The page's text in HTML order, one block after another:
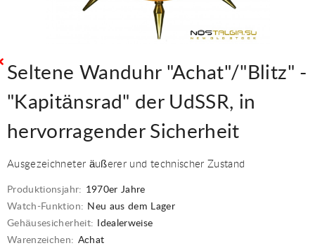
Seltene Wanduhr "Achat"/"Blitz" -
"Kapitänsrad" der UdSSR, in
hervorragender Sicherheit
Ausgezeichneter äußerer und technischer Zustand
Produktionsjahr: 1970er Jahre
Watch-Funktion: Neu aus dem Lager
Gehäusesicherheit:
Idealerweise
Warenzeichen: Achat